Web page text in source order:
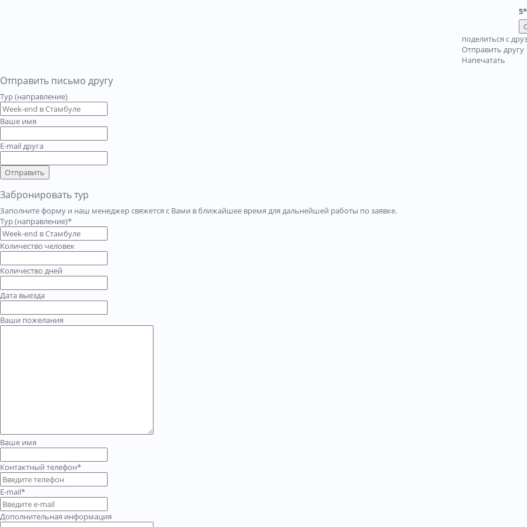
5*
поделиться с
Отправить другу
Напечатать
Отправить письмо другу
Тур (направление)
Ваше имя
E-mail друга
Отправить
Забронировать тур
Заполните форму и наш менеджер свяжется с Вами в ближайшее время для дальнейшей работы по заявке.
Тур (направление)*
Количество человек
Количество дней
Дата выезда
Ваши пожелания
Ваше имя
Контактный телефон*
E-mail*
Дополнительная информация